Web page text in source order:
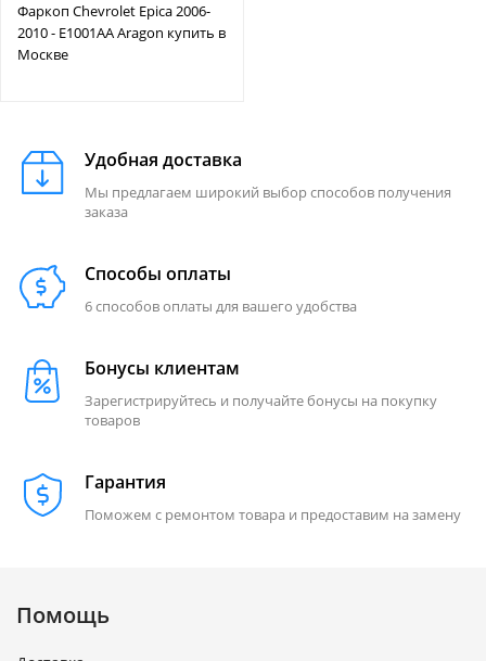
Фаркоп Chevrolet Epica 2006-
2010 - E1001AA Aragon купить в
Москве
Удобная доставка
Мы предлагаем широкий выбор способов получения
заказа
Способы оплаты
6 способов оплаты для вашего удобства
Бонусы клиентам
Зарегистрируйтесь и получайте бонусы на покупку
товаров
Гарантия
Поможем с ремонтом товара и предоставим на замену
Помощь